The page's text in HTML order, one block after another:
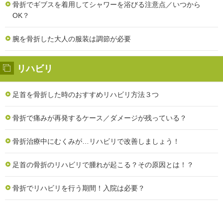
骨折でギブスを着用してシャワーを浴びる注意点／いつから
OK？
腕を骨折した大人の服装は調節が必要
リハビリ
足首を骨折した時のおすすめリハビリ方法３つ
骨折で痛みが再発するケース／ダメージが残っている？
骨折治療中にむくみが…リハビリで改善しましょう！
足首の骨折のリハビリで腫れが起こる？その原因とは！？
骨折でリハビリを行う期間！入院は必要？